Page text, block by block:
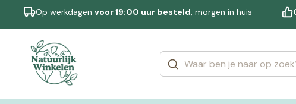
Op werkdagen voor 19:00 uur besteld, morgen in huis